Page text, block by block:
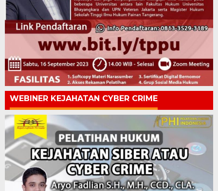
WEBINER KEJAHATAN CYBER CRIME